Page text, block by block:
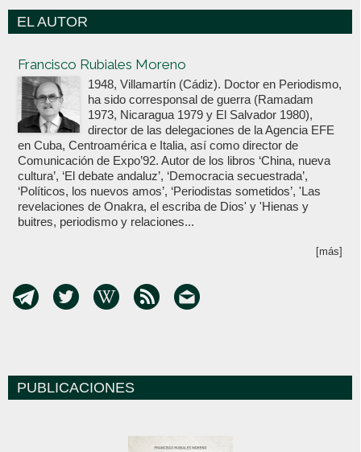
EL AUTOR
Francisco Rubiales Moreno
1948, Villamartín (Cádiz). Doctor en Periodismo,
ha sido corresponsal de guerra (Ramadam
1973, Nicaragua 1979 y El Salvador 1980),
director de las delegaciones de la Agencia EFE
en Cuba, Centroamérica e Italia, así como director de
Comunicación de Expo’92. Autor de los libros ‘China, nueva
cultura’, ‘El debate andaluz’, ‘Democracia secuestrada’,
‘Políticos, los nuevos amos’, ‘Periodistas sometidos’, 'Las
revelaciones de Onakra, el escriba de Dios' y 'Hienas y
buitres, periodismo y relaciones...
[más]
PUBLICACIONES